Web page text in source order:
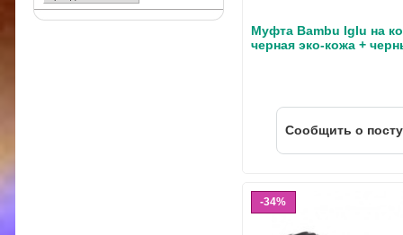
Муфта Bambu Iglu на
черная эко-кожа +
Cообщить о
34%